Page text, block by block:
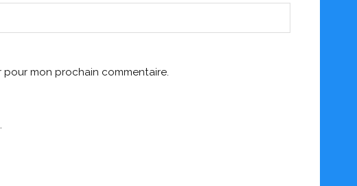
mon prochain commentaire.